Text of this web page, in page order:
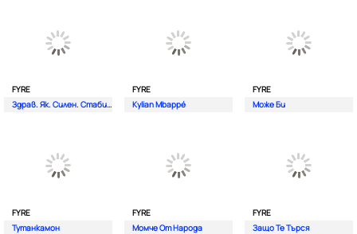
FYRE
Здрав. Як. Силен. Стабилен.
FYRE
Kylian Mbappé
FYRE
Може Би
FYRE
Тутанкамон
FYRE
Момче От Народа
FYRE
Защо Те Търся